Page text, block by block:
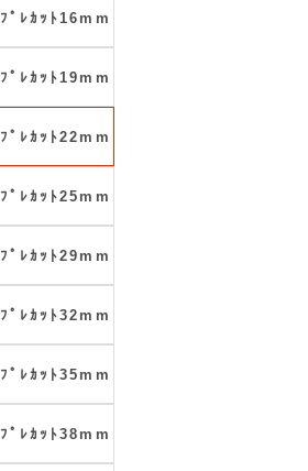
ﾟﾚｶｯﾄ16mm
ﾟﾚｶｯﾄ19mm
ﾟﾚｶｯﾄ22mm
ﾟﾚｶｯﾄ25mm
ﾟﾚｶｯﾄ29mm
ﾟﾚｶｯﾄ32mm
ﾟﾚｶｯﾄ35mm
ﾟﾚｶｯﾄ38mm